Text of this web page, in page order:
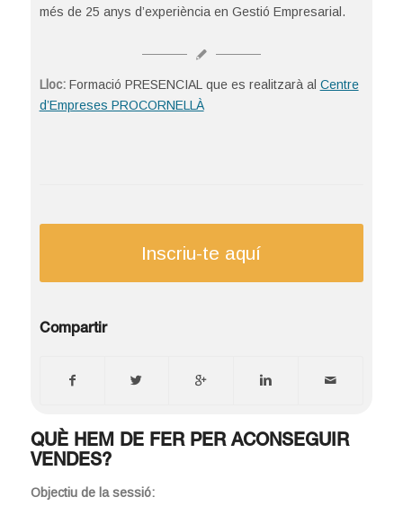
més de 25 anys d’experiència en Gestió Empresarial.
Lloc:Formació PRESENCIAL que es realitzarà al Centre
d’Empreses PROCORNELLÀ
Inscriu-te aquí
Compartir
QUÈ HEM DE FER PER ACONSEGUIR
VENDES?
Objectiu de la sessió: